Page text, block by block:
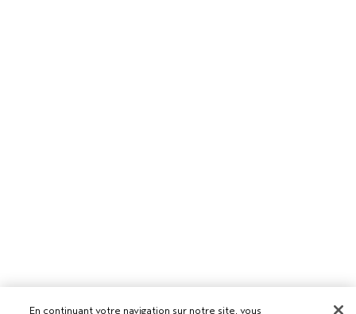
En continuant votre navigation sur notre site, vous